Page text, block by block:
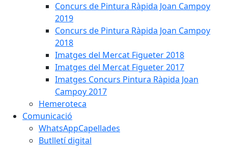
Concurs de Pintura Ràpida Joan Campoy
2019
Concurs de Pintura Ràpida Joan Campoy
2018
Imatges del Mercat Figueter 2018
Imatges del Mercat Figueter 2017
Imatges Concurs Pintura Ràpida Joan
Campoy 2017
Hemeroteca
Comunicació
WhatsAppCapellades
Butlletí digital